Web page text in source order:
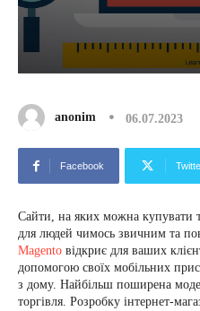
anonim 06.07.2023
Facebook
Сайти, на яких можна купувати
для людей чимось звичним та
Magento відкриє для ваших
допомогою своїх мобільних
з дому. Найбільш поширена
торгівля. Розробку інтернет-